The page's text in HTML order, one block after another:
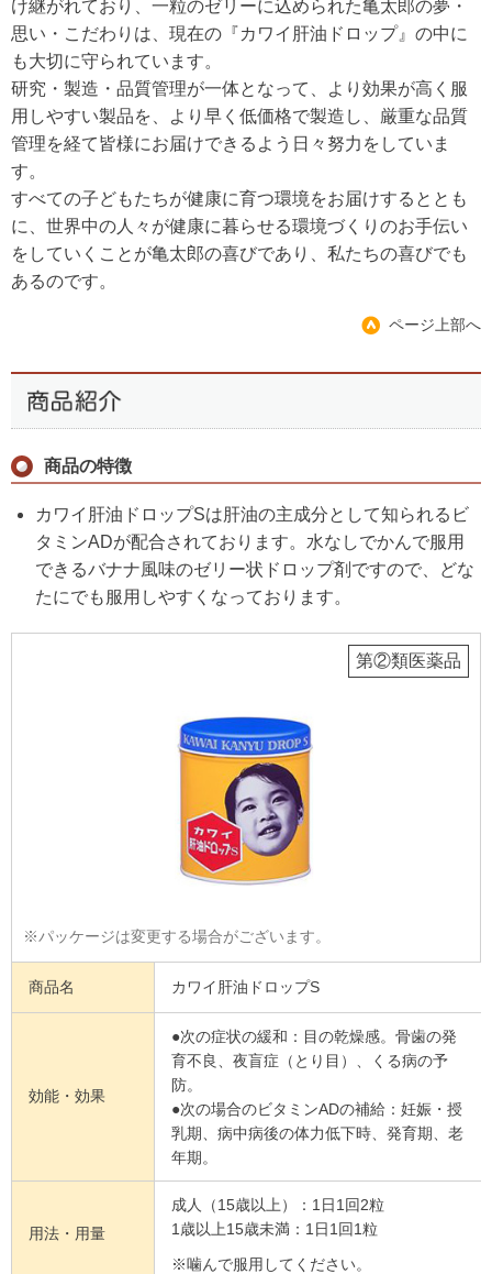
け継がれており、一粒のゼリーに込められた亀太郎の夢・
思い・こだわりは、現在の『カワイ肝油ドロップ』の中に
も大切に守られています。
研究・製造・品質管理が一体となって、より効果が高く服
用しやすい製品を、より早く低価格で製造し、厳重な品質
管理を経て皆様にお届けできるよう日々努力をしていま
す。
すべての子どもたちが健康に育つ環境をお届けするととも
に、世界中の人々が健康に暮らせる環境づくりのお手伝い
をしていくことが亀太郎の喜びであり、私たちの喜びでも
あるのです。
ページ上部へ
商品の特徴
カワイ肝油ドロップSは肝油の主成分として知られるビ
タミンADが配合されております。水なしでかんで服用
できるバナナ風味のゼリー状ドロップ剤ですので、どな
たにでも服用しやすくなっております。
第②類医薬品
※パッケージは変更する場合がございます。
商品名 カワイ肝油ドロップS
効能・効果
●次の症状の緩和：目の乾燥感。骨歯の発
育不良、夜盲症（とり目）、くる病の予
防。
●次の場合のビタミンADの補給：妊娠・授
乳期、病中病後の体力低下時、発育期、老
年期。
用法・用量
成人（15歳以上）：1日1回2粒
1歳以上15歳未満：1日1回1粒
※噛んで服用してください。